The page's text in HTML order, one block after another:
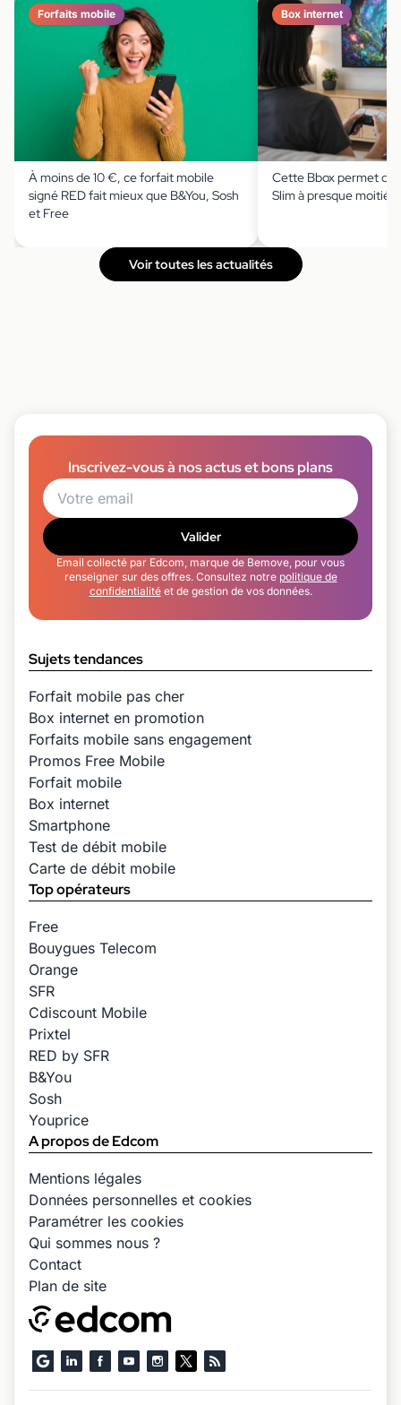
Forfaits mobile
À moins de 10 €, ce forfait mobile
signé RED fait mieux que B&You, Sosh
et Free
Box internet
Cette Bbox permet de
Slim à presque moitié
Voir toutes les actualités
Inscrivez-vous à nos actus et bons plans
Valider
Email collecté par Edcom, marque de Bemove, pour vous
renseigner sur des offres. Consultez notre politique de
confidentialitéet de gestion de vos données.
Sujets tendances
Forfait mobile pas cher
Box internet en promotion
Forfaits mobile sans engagement
Promos Free Mobile
Forfait mobile
Box internet
Smartphone
Test de débit mobile
Carte de débit mobile
Top opérateurs
Free
Bouygues Telecom
Orange
SFR
Cdiscount Mobile
Prixtel
RED by SFR
B&You
Sosh
Youprice
A propos de Edcom
Mentions légales
Données personnelles et cookies
Paramétrer les cookies
Qui sommes nous ?
Contact
Plan de site